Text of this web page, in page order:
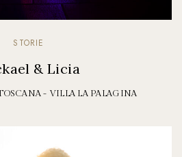
STORIE
& Licia
- VILLA LA PALAGINA